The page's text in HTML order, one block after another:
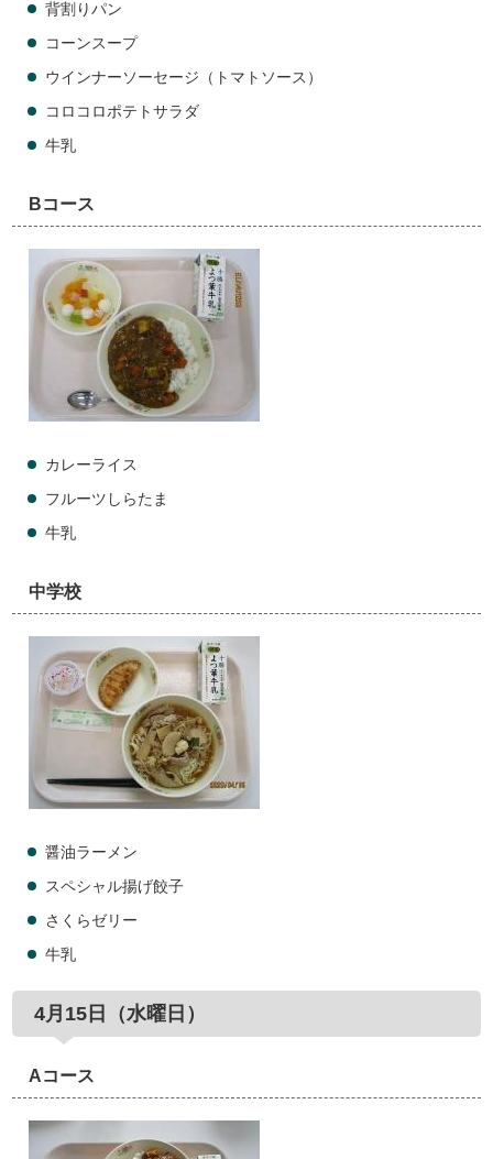
背割りパン
コーンスープ
ウインナーソーセージ（トマトソース）
コロコロポテトサラダ
牛乳
Bコース
カレーライス
フルーツしらたま
牛乳
中学校
醤油ラーメン
スペシャル揚げ餃子
さくらゼリー
牛乳
4月15日（水曜日）
Aコース